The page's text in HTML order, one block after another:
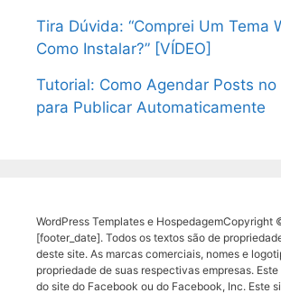
Tira Dúvida: “Comprei Um Tema
Como Instalar?” [VÍDEO]
Tutorial: Como Agendar Posts no
para Publicar Automaticamente
WordPress Templates e HospedagemCopyright
[footer_date]. Todos os textos são de
deste site. As marcas comerciais, nomes e
propriedade de suas respectivas empresas.
do site do Facebook ou do Facebook, Inc. Este